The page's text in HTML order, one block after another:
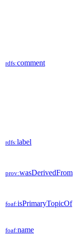
rdfs:comment
rdfs:label
prov:wasDerivedFrom
foaf:isPrimaryTopicOf
foaf:name